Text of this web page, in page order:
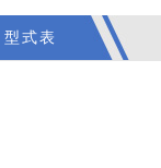
型式表